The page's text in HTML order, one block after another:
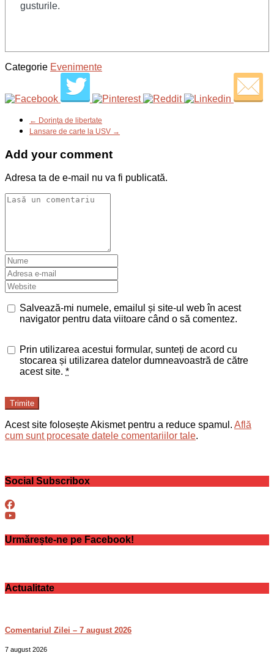
gusturile.
Categorie Evenimente
← Dorinţa de libertate
Lansare de carte la USV →
Add your comment
Adresa ta de e-mail nu va fi publicată.
Salvează-mi numele, emailul și site-ul web în acest
navigator pentru data viitoare când o să comentez.
Prin utilizarea acestui formular, sunteți de acord cu
stocarea și utilizarea datelor dumneavoastră de către
acest site. *
Trimite
Acest site folosește Akismet pentru a reduce spamul. Află
cum sunt procesate datele comentariilor tale.
Social Subscribox
Urmărește-ne pe Facebook!
Actualitate
Comentariul Zilei – 7 august 2026
7 august 2026